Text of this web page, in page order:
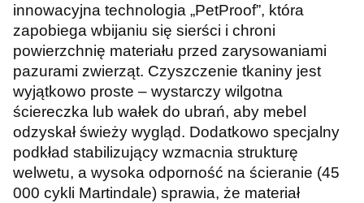
innowacyjna technologia „PetProof”, która
zapobiega wbijaniu się sierści i chroni
powierzchnię materiału przed zarysowaniami
pazurami zwierząt. Czyszczenie tkaniny jest
wyjątkowo proste – wystarczy wilgotna
ściereczka lub wałek do ubrań, aby mebel
odzyskał świeży wygląd. Dodatkowo specjalny
podkład stabilizujący wzmacnia strukturę
welwetu, a wysoka odporność na ścieranie (45
000 cykli Martindale) sprawia, że materiał